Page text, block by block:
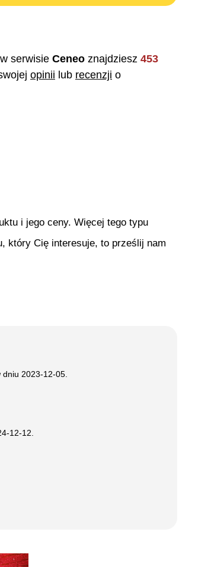
serwisie Ceneo znajdziesz 453
opinii lub recenzji o
i jego ceny. Więcej tego typu
który Cię interesuje, to prześlij nam
dniu 2023-12-05
12-12